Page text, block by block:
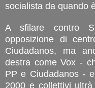
socialista da quando
A sfilare contro
opposizione di
Ciudadanos, ma
destra come Vox -
PP e Ciudadanos -
2000 e collettivi